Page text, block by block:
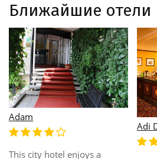
Ближайшие отели
Adam
This city hotel enjoys a
Adi